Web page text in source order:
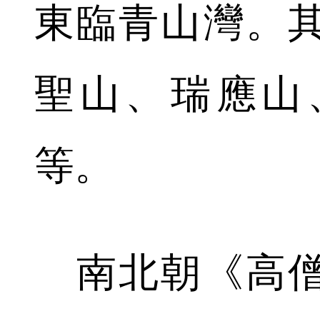
東臨青山灣。
聖山、瑞應
等。
南北朝《高